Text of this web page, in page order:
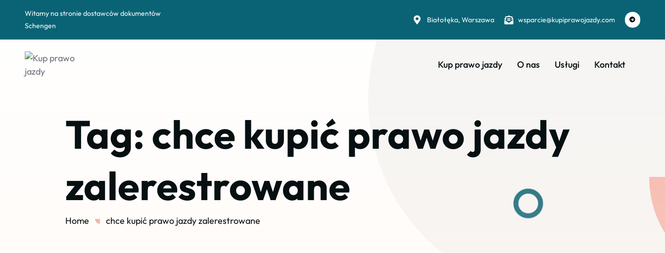
Witamy na stronie dostawców dokumentów
Schengen
Białołęka, Warszawa wsparcie@kupiprawojazdy.com
Kup prawo jazdy O nas Usługi Kontakt
Tag:chce kupić prawo jazdy
zalerestrowane
Home chce kupić prawo jazdy zalerestrowane